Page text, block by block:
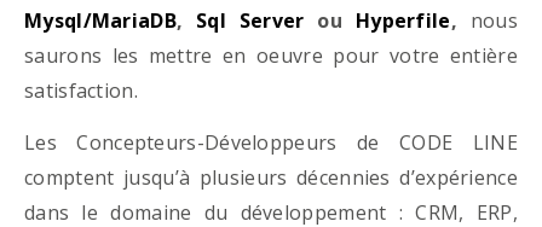
Mysql/MariaDB, Sql Server ou Hyperfile, nous
saurons les mettre en oeuvre pour votre entière
satisfaction.
Les Concepteurs-Développeurs de CODE LINE
comptent jusqu’à plusieurs décennies d’expérience
dans le domaine du développement : CRM, ERP,